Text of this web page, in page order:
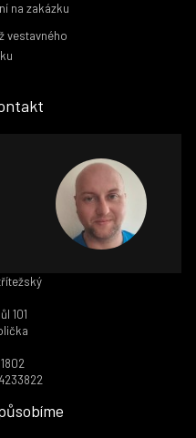
na zakázku
vestavného
101